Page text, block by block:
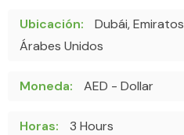
Ubicación:
Dubái, Emiratos
Árabes Unidos
Moneda: AED - Dollar
Horas: 3 Hours